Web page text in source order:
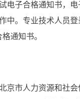
电子合格通知书，
中。专业技术人员
通知书。
市人力资源和社会